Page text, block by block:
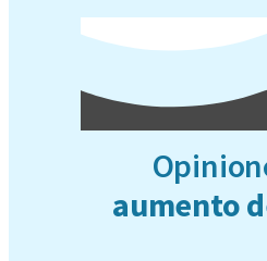
aumento